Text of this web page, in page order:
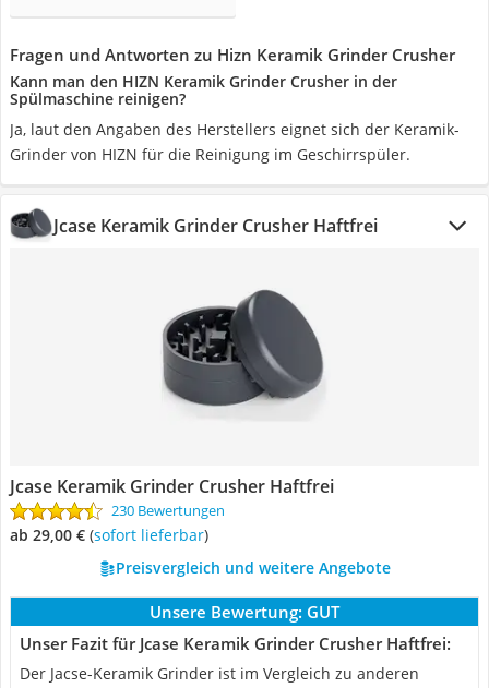
Fragen und Antworten zu Hizn Keramik Grinder Crusher
Kann man den HIZN Keramik Grinder Crusher in der
Spülmaschine reinigen?
Ja, laut den Angaben des Herstellers eignet sich der Keramik-
Grinder von HIZN für die Reinigung im Geschirrspüler.
Jcase Keramik Grinder Crusher Haftfrei
Jcase Keramik Grinder Crusher Haftfrei
230 Bewertungen
ab 29,00 € ( Sofort lieferbar)
Preisvergleich und weitere Angebote
Unsere Bewertung: GUT
Unser Fazit für Jcase Keramik Grinder Crusher Haftfrei:
Der Jacse-Keramik Grinder ist im Vergleich zu anderen